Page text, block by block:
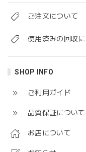
ご注文について
使用済みの回収
SHOP INFO
ご利用ガイド
品質保証について
お店について